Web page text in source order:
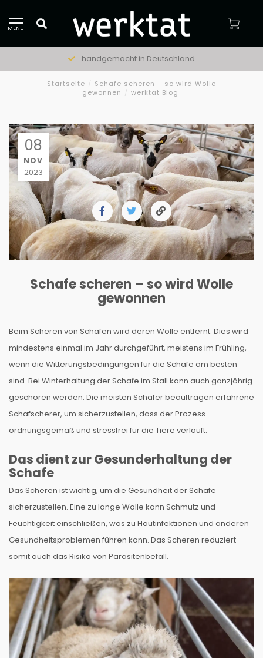
MENU
natürliche Materialien
Startseite / Schafe scheren – so wird Wolle
gewonnen / werktat Blog
08
NOV
2023
Schafe scheren – so wird Wolle
gewonnen
Beim Scheren von Schafen wird deren Wolle entfernt. Dies wird
mindestens einmal im Jahr durchgeführt, meistens im Frühling,
wenn die Witterungsbedingungen für die Schafe am besten
sind. Bei Winterhaltung der Schafe im Stall kann auch ganzjährig
geschoren werden. Die meisten Schäfer beauftragen erfahrene
Schafscherer, um sicherzustellen, dass der Prozess
ordnungsgemäß und stressfrei für die Tiere verläuft.
Das dient zur Gesunderhaltung der
Schafe
Das Scheren ist wichtig, um die Gesundheit der Schafe
sicherzustellen. Eine zu lange Wolle kann Schmutz und
Feuchtigkeit einschließen, was zu Hautinfektionen und anderen
Gesundheitsproblemen führen kann. Das Scheren reduziert
somit auch das Risiko von Parasitenbefall.